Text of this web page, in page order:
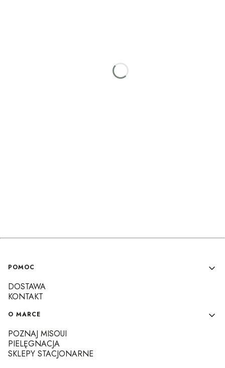
Linki w stopce
POMOC
DOSTAWA
KONTAKT
O MARCE
POZNAJ MISOUI
PIELĘGNACJA
SKLEPY STACJONARNE